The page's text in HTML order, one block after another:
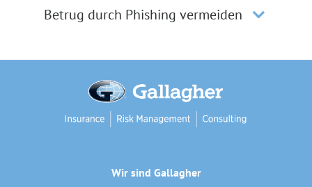
Betrug durch Phishing vermeiden
Wir sind Gallagher